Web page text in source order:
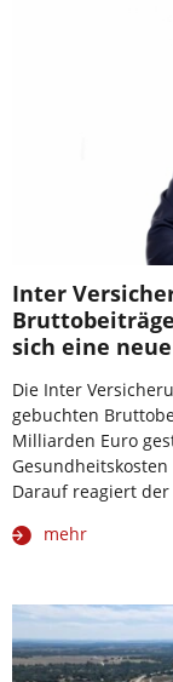
Inter
sich eine
Die Inter
gebuchten
Milliarden Euro
Darauf reagiert der
mehr